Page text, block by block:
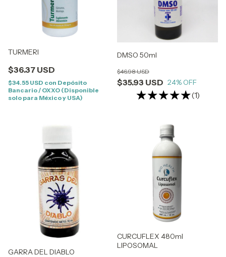
TURMERI
$36.37 USD
$34.55 USD con Depósito
Bancario / OXXO (Disponible
solo para México y USA)
DMSO 50ml
$35.93 USD
$46.98 USD
24% OFF
(1)
GARRA DEL DIABLO
CURCUFLEX 480ml
LIPOSOMAL